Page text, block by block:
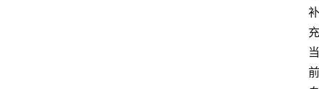
补
充
当
前